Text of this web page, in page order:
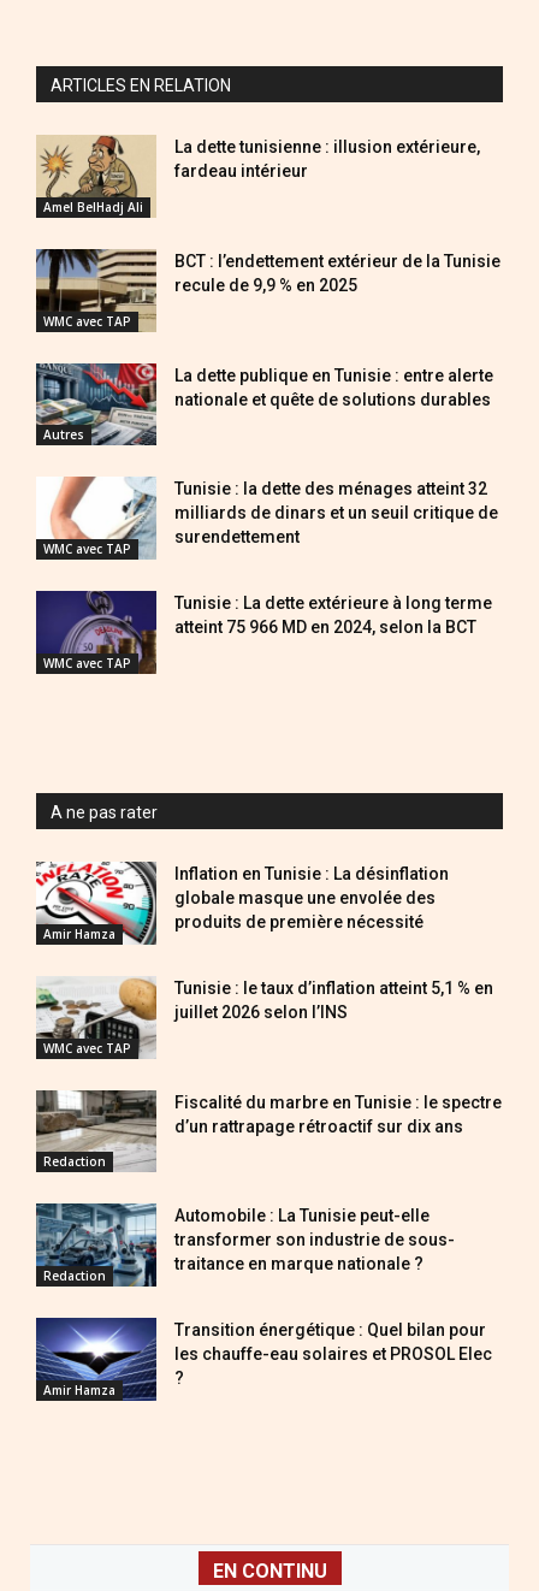
ARTICLES EN RELATION
Amel BelHadj Ali
La dette tunisienne : illusion extérieure,
fardeau intérieur
WMC avec TAP
BCT : l’endettement extérieur de la Tunisie
recule de 9,9 % en 2025
Autres
La dette publique en Tunisie : entre alerte
nationale et quête de solutions durables
WMC avec TAP
Tunisie : la dette des ménages atteint 32
milliards de dinars et un seuil critique de
surendettement
WMC avec TAP
Tunisie : La dette extérieure à long terme
atteint 75 966 MD en 2024, selon la BCT
A ne pas rater
Amir Hamza
Inflation en Tunisie : La désinflation
globale masque une envolée des
produits de première nécessité
WMC avec TAP
Tunisie : le taux d’inflation atteint 5,1 % en
juillet 2026 selon l’INS
Redaction
Fiscalité du marbre en Tunisie : le spectre
d’un rattrapage rétroactif sur dix ans
Redaction
Automobile : La Tunisie peut-elle
transformer son industrie de sous-
traitance en marque nationale ?
Amir Hamza
Transition énergétique : Quel bilan pour
les chauffe-eau solaires et PROSOL Elec
?
EN CONTINU